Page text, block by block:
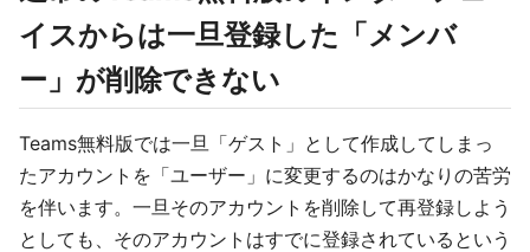
イスからは一旦登録した「メンバ
ー」が削除できない
Teams無料版では一旦「ゲスト」として作成してしまっ
たアカウントを「ユーザー」に変更するのはかなりの苦労
を伴います。一旦そのアカウントを削除して再登録しよう
としても、そのアカウントはすでに登録されているという